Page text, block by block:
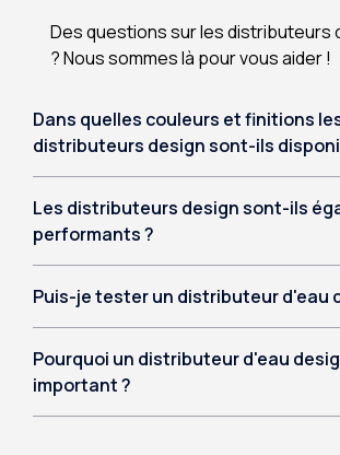
Des questions sur les distributeurs
? Nous sommes là pour vous aider !
Dans quelles couleurs et finitions
distributeurs design sont-ils
Les distributeurs design sont-ils
performants ?
Puis-je tester un distributeur d'eau
Pourquoi un distributeur d'eau
important ?